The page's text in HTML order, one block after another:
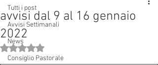
Tutti i post
Avvisi Settimanali
News
Consiglio Pastorale
avvisi dal 9 al 16 gennaio
2022
Valutazione NaN stelle su 5.